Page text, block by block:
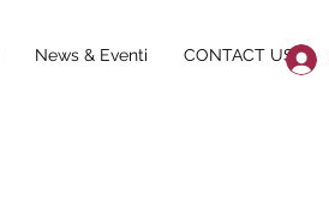
News & Eventi CONTACT US